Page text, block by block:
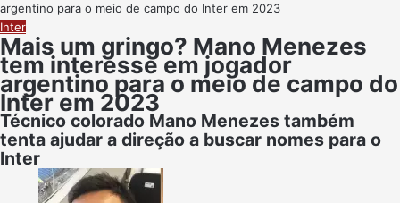
argentino para o meio de campo do Inter em 2023
Inter
Mais um gringo? Mano Menezes
tem interesse em jogador
argentino para o meio de campo do
Inter em 2023
Técnico colorado Mano Menezes também
tenta ajudar a direção a buscar nomes para o
Inter